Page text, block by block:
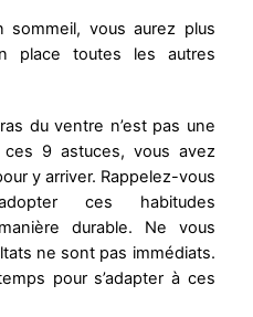
sommeil, vous aurez plus
place toutes les autres
du ventre n’est pas une
ces 9 astuces, vous avez
y arriver. Rappelez-vous
ces habitudes
durable. Ne vous
ne sont pas immédiats.
pour s’adapter à ces